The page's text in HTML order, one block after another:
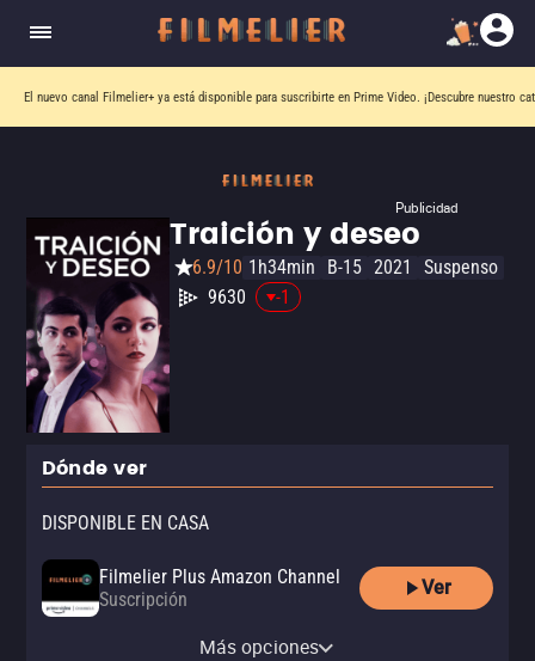
El nuevo canal Filmelier+ ya está disponible para suscribirte en Prime Video. ¡Descubre nuestro
Publicidad
Traición y deseo
6.9/10 1h34min B-15 2021
Suspenso
9630
-1
Dónde ver
DISPONIBLE EN CASA
Filmelier Plus Amazon Channel
Suscripción
Ver
Amazon Video
Apple TV Store
Más opciones